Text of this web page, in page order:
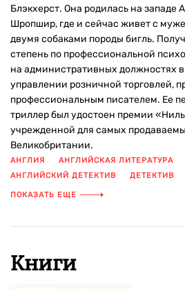
Блэкхерст. Она родилась на западе
Шропшир, где и сейчас живет с
двумя собаками породы бигль.
степень по профессиональной
на административных должностях
управлении розничной торговлей,
профессиональным писателем. Ее
триллер был удостоен премии
учрежденной для самых
Великобритании.
АНГЛИЯ
АНГЛИЙСКАЯ ЛИТЕРАТУРА
АНГЛИЙСКИЙ ДЕТЕКТИВ
ДЕТЕКТИВ
ПОЛИЦИЯ
РАССЛЕДОВАНИЕ
ПОКАЗАТЬ ЕЩЕ
Книги